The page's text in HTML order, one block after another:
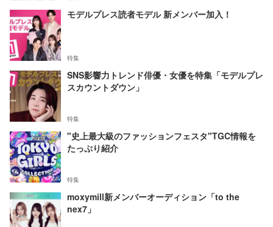
モデルプレス読者モデル 新メンバー加入！
特集
SNS影響力トレンド俳優・女優を特集「モデルプレ
スカウントダウン」
特集
"史上最大級のファッションフェスタ"TGC情報を
たっぷり紹介
特集
moxymill新メンバーオーディション「to the
nex7」